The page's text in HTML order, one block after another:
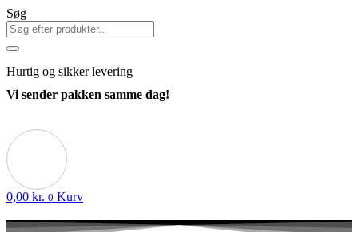
Søg
Hurtig og sikker levering
Vi sender pakken samme dag!
0,00 kr. 0 Kurv